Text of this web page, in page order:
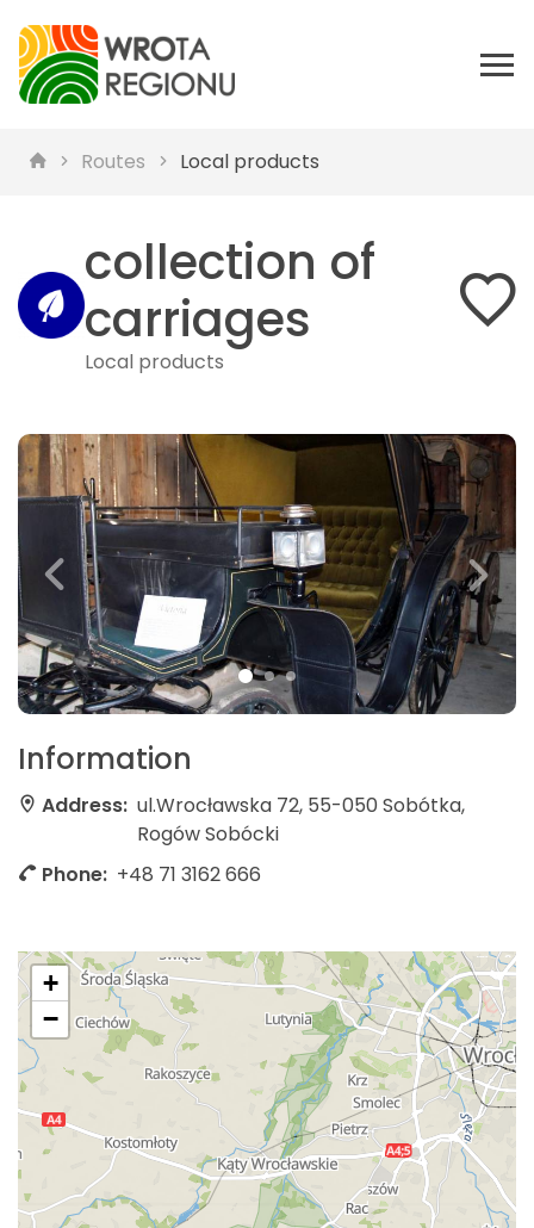
Routes Local products
collection of
carriages
Local products
Information
Address: ul.Wrocławska 72, 55-050 Sobótka,
Rogów Sobócki
Phone: +48 71 3162 666
+
−